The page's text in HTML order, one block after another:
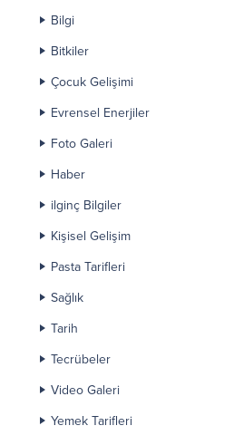
Bilgi
Bitkiler
Çocuk Gelişimi
Evrensel Enerjiler
Foto Galeri
Haber
ilginç Bilgiler
Kişisel Gelişim
Pasta Tarifleri
Sağlık
Tarih
Tecrübeler
Video Galeri
Yemek Tarifleri